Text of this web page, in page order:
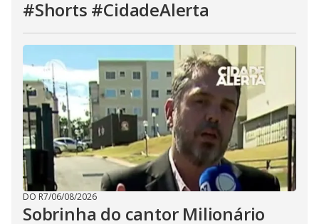
#Shorts #CidadeAlerta
DO R7/06/08/2026
Sobrinha do cantor Milionário